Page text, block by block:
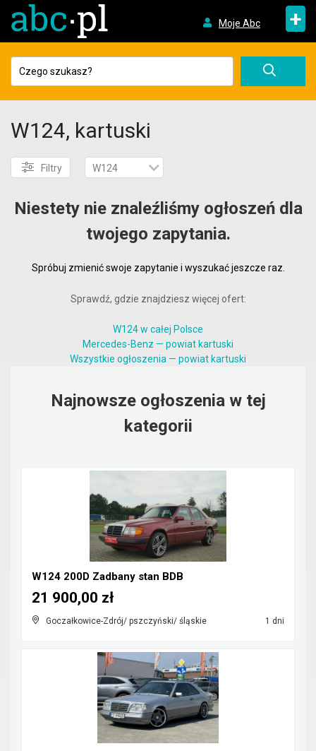
Moje Abc +
W124, kartuski
Filtry W124
Niestety nie znaleźliśmy ogłoszeń dla
twojego zapytania.
Spróbuj zmienić swoje zapytanie i wyszukać jeszcze raz.
Sprawdź, gdzie znajdziesz więcej ofert:
W124 w całej Polsce
Mercedes-Benz — powiat kartuski
Wszystkie ogłoszenia — powiat kartuski
Najnowsze ogłoszenia w tej
kategorii
W124 200D Zadbany stan BDB
Goczałkowice-Zdrój/ pszczyński/ śląskie 1 dni
21 900,00 zł